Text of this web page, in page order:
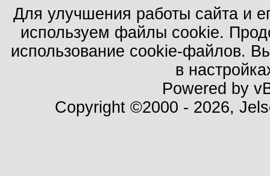
Для улучшения работы сайта и
используем файлы cookie.
использование cookie-файлов.
в
Powered by
Copyright ©2000 - 2026,